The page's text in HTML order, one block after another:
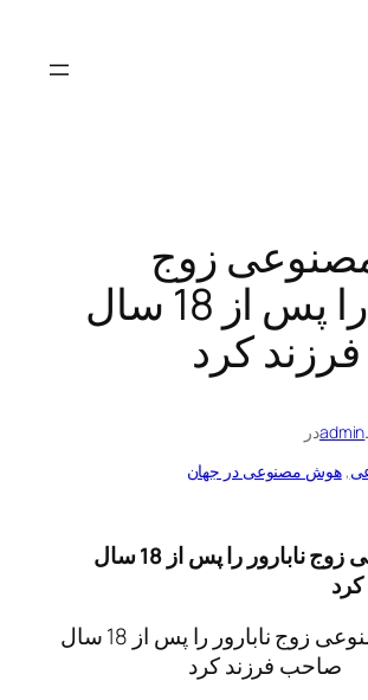
زوج
نابارور را پس از 18 سال
کرد
adminدر
, هوش مصنوعی در جهان
هوش مصنوعی زوج نابارور را پس از 18 سال